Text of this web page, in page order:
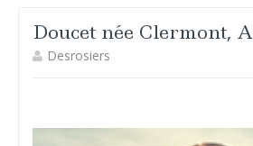
Doucet née Clermont,
Desrosiers